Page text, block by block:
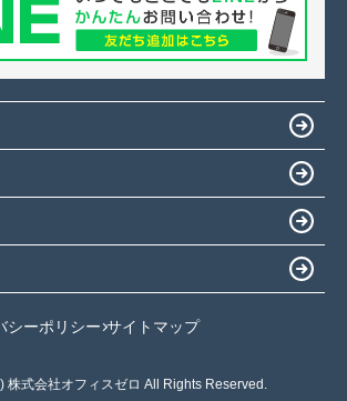
シーポリシー サイトマップ
株式会社オフィスゼロ All Rights Reserved.